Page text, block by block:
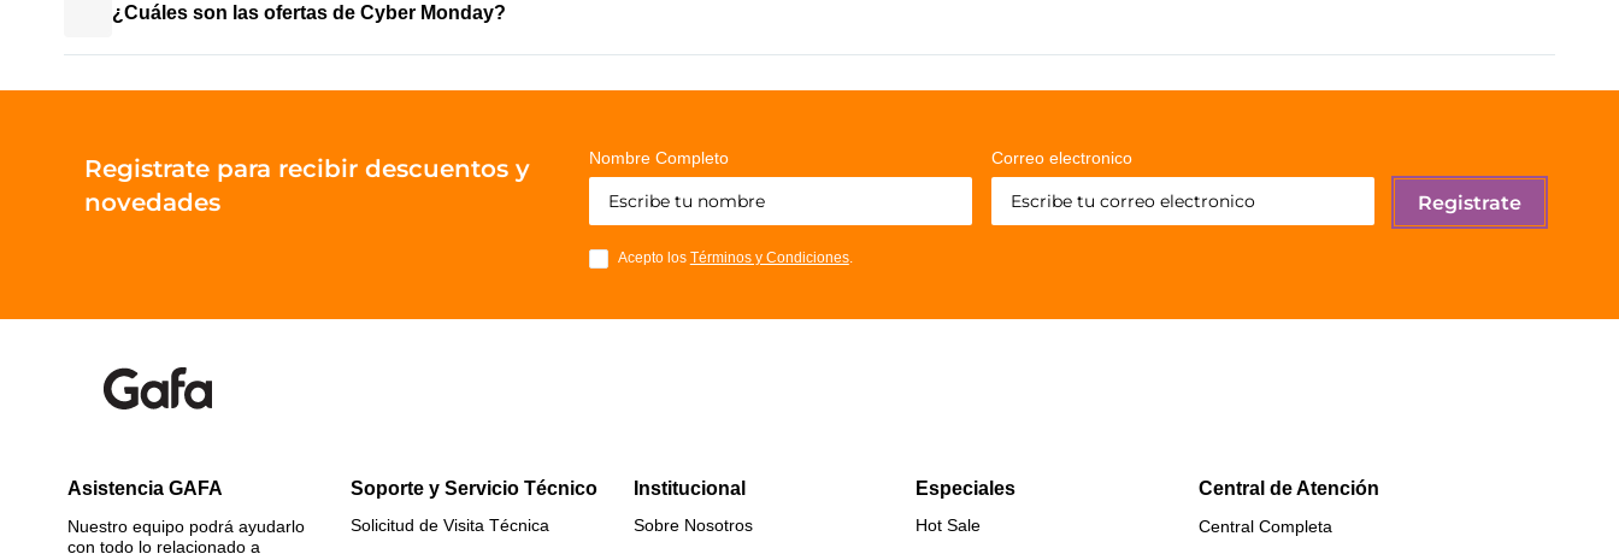
¿Cuáles son las ofertas de Cyber Monday?
Registrate para recibir descuentos y
novedades
Nombre Completo Correo electronico
Acepto los Términos y Condiciones.
Registrate
Asistencia GAFA
Nuestro equipo podrá ayudarlo
con todo lo relacionado a
Soporte y Servicio Técnico
Solicitud de Visita Técnica
Institucional
Sobre Nosotros
Especiales
Hot Sale
Central de Atención
Central Completa